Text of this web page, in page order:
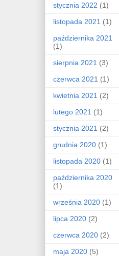
stycznia 2022 (1)
listopada 2021 (1)
października 2021
(1)
sierpnia 2021 (3)
czerwca 2021 (1)
kwietnia 2021 (2)
lutego 2021 (1)
stycznia 2021 (2)
grudnia 2020 (1)
listopada 2020 (1)
października 2020
(1)
września 2020 (1)
lipca 2020 (2)
czerwca 2020 (2)
maja 2020 (5)